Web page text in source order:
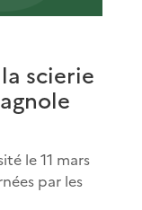
scierie
le 11 mars
par les